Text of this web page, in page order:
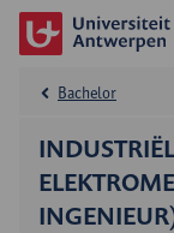
Bachelor